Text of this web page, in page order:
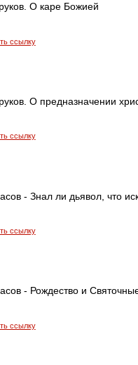
О каре Божией
ссылку
О предназначении
ссылку
- Знал ли дьявол, что
ссылку
- Рождество и
ссылку